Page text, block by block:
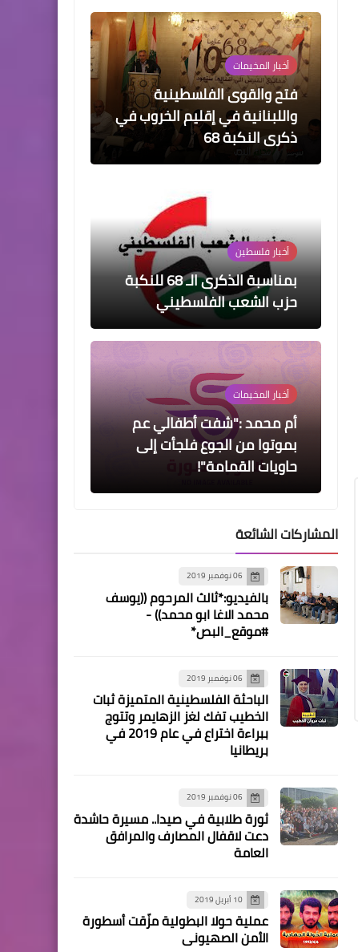
أخبار ‏المخيمات‏
فتح والقوى الفلسطينية
واللبنانية في إقليم الخروب في
ذكرى النكبة 68
أخبار فلسطين
بمناسبة الذكرى الـ 68 للنكبة
حزب الشعب الفلسطيني
أخبار المخيمات
أم محمد :"شفت أطفالي عم
بموتوا من الجوع فلجأت إلى
حاويات القمامة"!
أخبار فلسطين
اليوم مسيرة العودة التقليدية
إلى قرية "زوبالة" بالداخل
المحتل
أخبار متنوعة
ندوة فكرية للشيخ أحمد الزين و
بجنوب لبنان
الشهيدة تحرير منصور انصهرت
منذ سنواتها الأولي في بوتقة
عشق الوطن بقلم /عباس
المشاركات الشائعة
06 نوفمبر 2019
بالفيديو:*ثالث المرحوم ((يوسف
محمد الاغا ابو محمد)) -
#موقع_البص*
06 نوفمبر 2019
الباحثة الفلسطينية المتميزة ثبات
الخطيب تفك لغز الزهايمر وتتوج
ببراءة اختراع في عام 2019 في
بريطانيا
06 نوفمبر 2019
ثورة طلابية في صيدا.. مسيرة حاشدة
دعت لاقفال المصارف والمرافق
العامة
10 أبريل 2019
عملية حولا البطولية مزّقت أسطورة
الأمن الصهيوني